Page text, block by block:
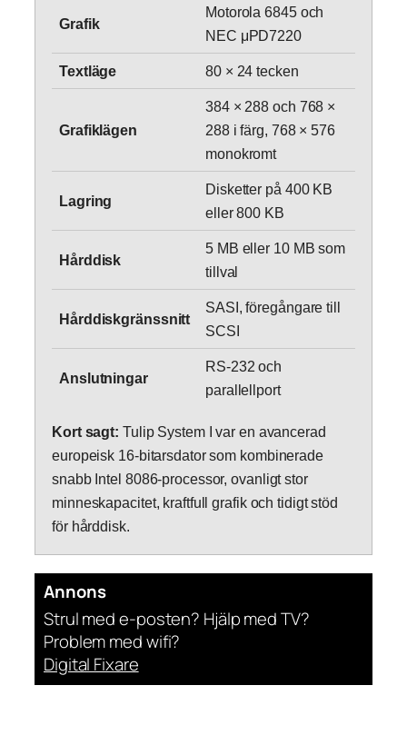
Grafik
Motorola 6845 och
NEC μPD7220
Textläge 80 × 24 tecken
Grafiklägen
384 × 288 och 768 ×
288 i färg, 768 × 576
monokromt
Lagring
Disketter på 400 KB
eller 800 KB
Hårddisk
5 MB eller 10 MB som
tillval
Hårddiskgränssnitt
SASI, föregångare till
SCSI
Anslutningar
RS-232 och
parallellport
Kort sagt: Tulip System I var en avancerad
europeisk 16-bitarsdator som kombinerade
snabb Intel 8086-processor, ovanligt stor
minneskapacitet, kraftfull grafik och tidigt stöd
för hårddisk.
Annons
Strul med e-posten? Hjälp med TV?
Problem med wifi?
Digital Fixare